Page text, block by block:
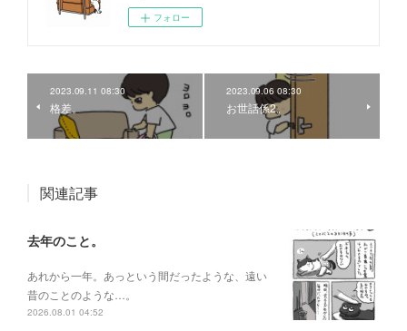
フォロー
2023.09.11 08:30
格差。
2023.09.06 08:30
お世話係2。
関連記事
去年のこと。
あれから一年。あっという間だったような、遠い
昔のことのような…。
2026.08.01 04:52